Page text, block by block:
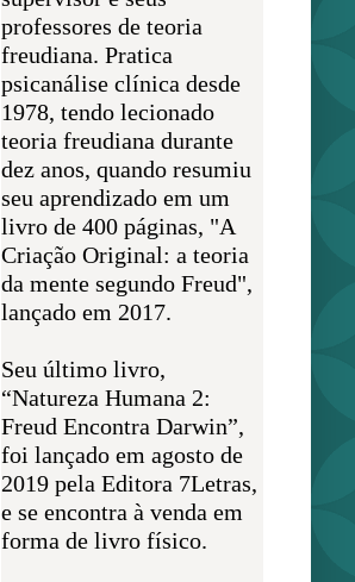
professores de teoria
freudiana. Pratica
psicanálise clínica desde
1978, tendo lecionado
teoria freudiana durante
dez anos, quando resumiu
seu aprendizado em um
livro de 400 páginas, "A
Criação Original: a teoria
da mente segundo Freud",
lançado em 2017.
Seu último livro,
“Natureza Humana 2:
Freud Encontra Darwin”,
foi lançado em agosto de
2019 pela Editora 7Letras,
e se encontra à venda em
forma de livro físico.